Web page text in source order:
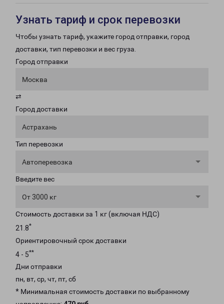
Узнать тариф и срок перевозки
Чтобы узнать тариф, укажите город отправки, город
доставки, тип перевозки и вес груза.
Город отправки
Москва
⇄
Город доставки
Астрахань
Тип перевозки
Автоперевозка
Введите вес
От 3000 кг
Стоимость доставки за 1 кг (включая НДС)
21.8*
Ориентировочный срок доставки
4 - 5**
Дни отправки
пн, вт, ср, чт, пт, сб
* Минимальная стоимость доставки по выбранному